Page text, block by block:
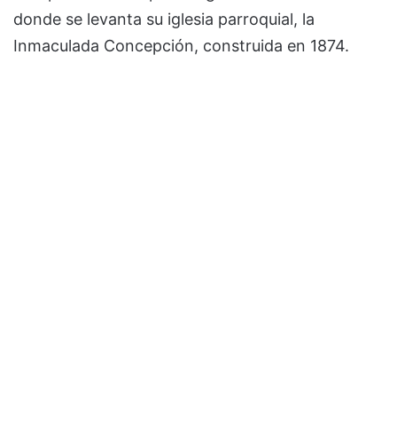
donde se levanta su iglesia parroquial, la
Inmaculada Concepción, construida en 1874.